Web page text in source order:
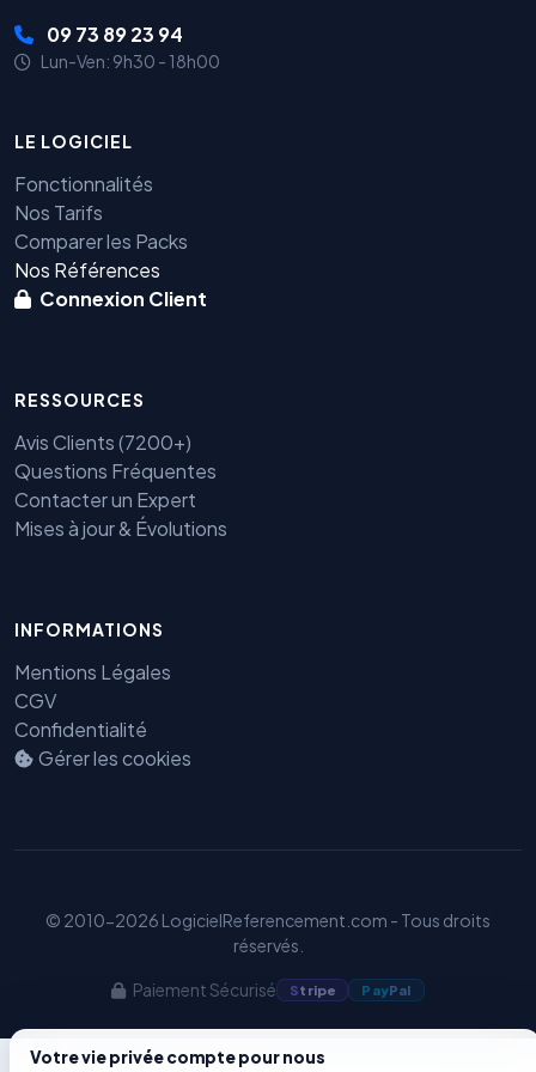
09 73 89 23 94
Lun-Ven: 9h30 - 18h00
LE LOGICIEL
Fonctionnalités
Nos Tarifs
Comparer les Packs
Nos Références
Connexion Client
RESSOURCES
Avis Clients (7200+)
Questions Fréquentes
Contacter un Expert
Mises à jour & Évolutions
INFORMATIONS
Mentions Légales
CGV
Confidentialité
Gérer les cookies
© 2010-2026 LogicielReferencement.com - Tous droits
réservés.
Paiement Sécurisé Stripe PayPal
Votre vie privée compte pour nous